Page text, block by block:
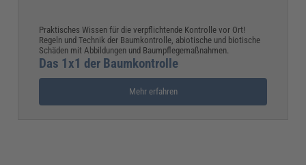
Praktisches Wissen für die verpflichtende Kontrolle vor Ort!
Regeln und Technik der Baumkontrolle, abiotische und biotische
Schäden mit Abbildungen und Baumpflegemaßnahmen.
Das 1x1 der Baumkontrolle
Mehr erfahren